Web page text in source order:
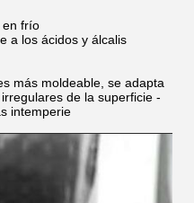
en frío
a los ácidos y álcalis
más moldeable, se adapta
de la superficie -
intemperie